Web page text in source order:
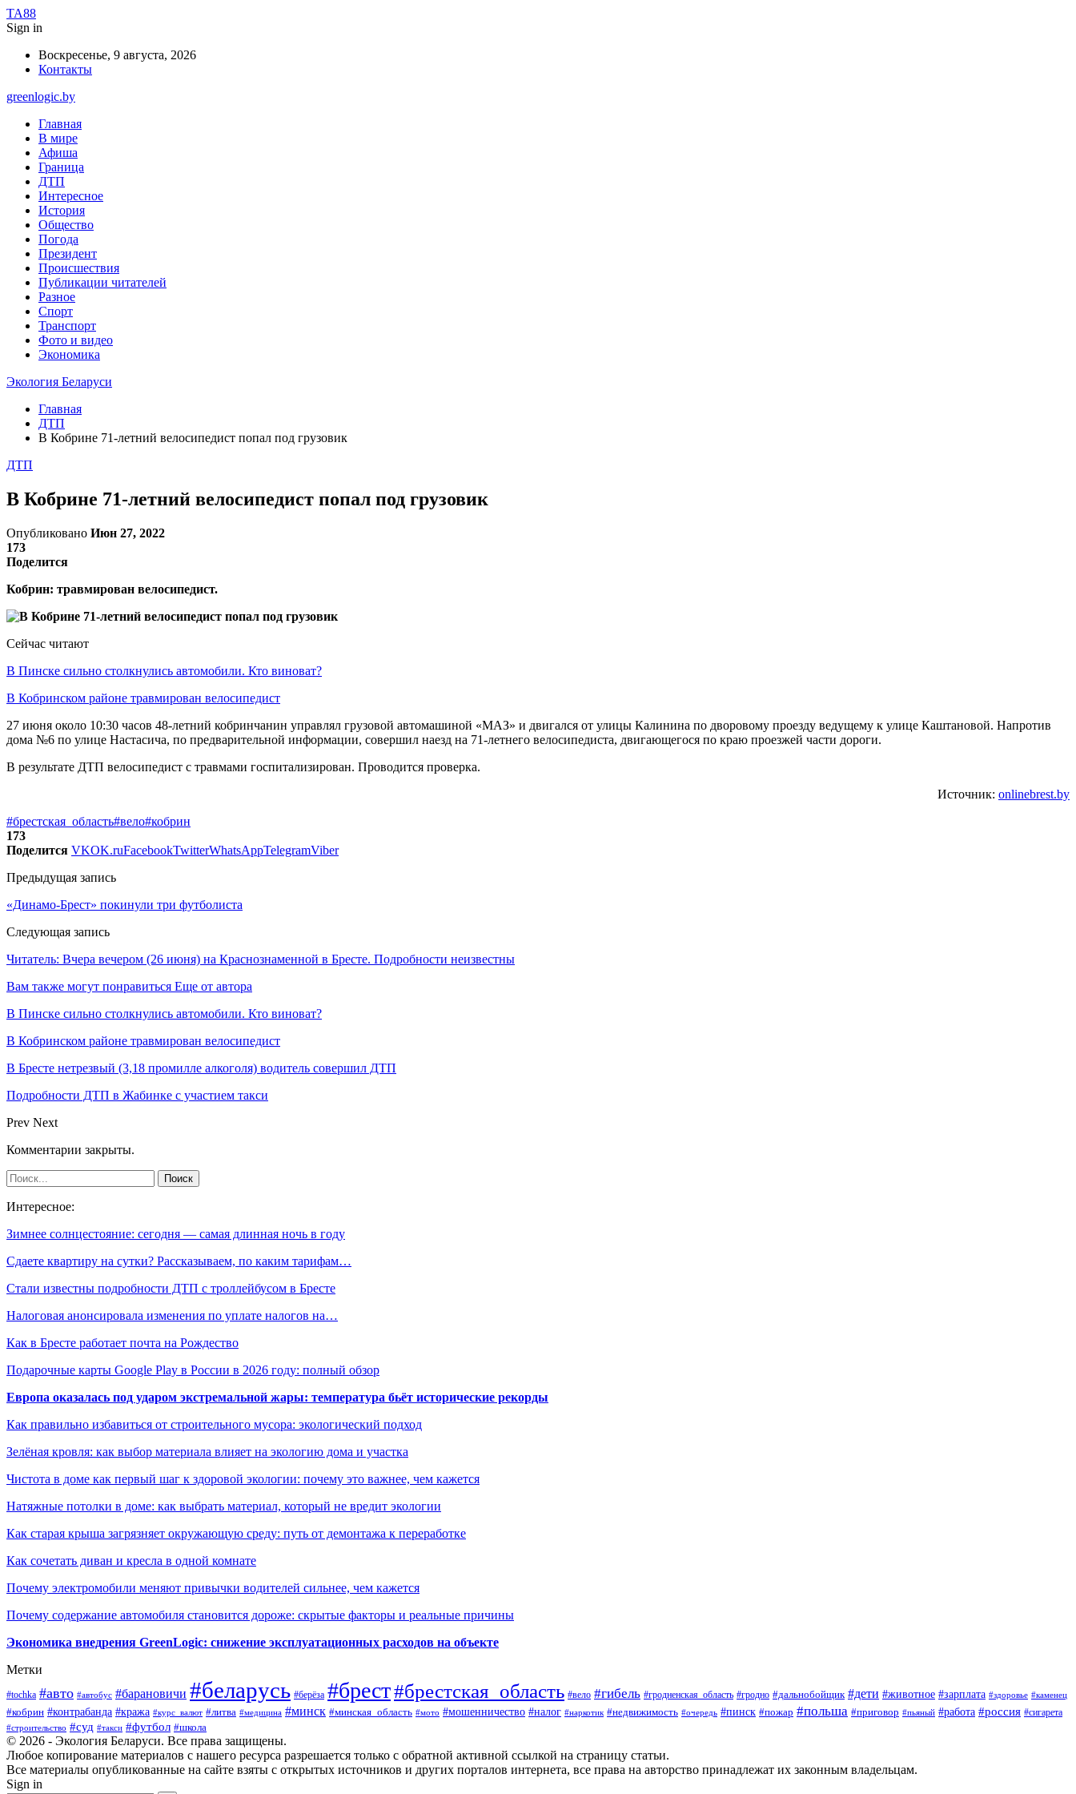
TA88
Sign in
Воскресенье, 9 августа, 2026
Контакты
greenlogic.by
Главная
В мире
Афиша
Граница
ДТП
Интересное
История
Общество
Погода
Президент
Происшествия
Публикации читателей
Разное
Спорт
Транспорт
Фото и видео
Экономика
Экология Беларуси
Главная
ДТП
В Кобрине 71-летний велосипедист попал под грузовик
ДТП
В Кобрине 71-летний велосипедист попал под грузовик
Опубликовано Июн 27, 2022
173
Поделится
Кобрин: травмирован велосипедист.
Сейчас читают
В Пинске сильно столкнулись автомобили. Кто виноват?
В Кобринском районе травмирован велосипедист
27 июня около 10:30 часов 48-летний кобринчанин управлял грузовой автомашиной «МАЗ» и двигался от улицы Калинина по дворовому проезду ведущему к улице Каштановой. Напротив
дома №6 по улице Настасича, по предварительной информации, совершил наезд на 71-летнего велосипедиста, двигающегося по краю проезжей части дороги.
В результате ДТП велосипедист с травмами госпитализирован. Проводится проверка.
Источник: onlinebrest.by
#брестская_область#вело#кобрин
173
Поделится VKOK.ruFacebookTwitterWhatsAppTelegramViber
Предыдущая запись
«Динамо-Брест» покинули три футболиста
Следующая запись
Читатель: Вчера вечером (26 июня) на Краснознаменной в Бресте. Подробности неизвестны
Вам также могут понравиться Еще от автора
В Пинске сильно столкнулись автомобили. Кто виноват?
В Кобринском районе травмирован велосипедист
В Бресте нетрезвый (3,18 промилле алкоголя) водитель совершил ДТП
Подробности ДТП в Жабинке с участием такси
Prev Next
Комментарии закрыты.
Интересное:
Зимнее солнцестояние: сегодня — самая длинная ночь в году
Сдаете квартиру на сутки? Рассказываем, по каким тарифам…
Стали известны подробности ДТП с троллейбусом в Бресте
Налоговая анонсировала изменения по уплате налогов на…
Как в Бресте работает почта на Рождество
Подарочные карты Google Play в России в 2026 году: полный обзор
Европа оказалась под ударом экстремальной жары: температура бьёт исторические рекорды
Как правильно избавиться от строительного мусора: экологический подход
Зелёная кровля: как выбор материала влияет на экологию дома и участка
Чистота в доме как первый шаг к здоровой экологии: почему это важнее, чем кажется
Натяжные потолки в доме: как выбрать материал, который не вредит экологии
Как старая крыша загрязняет окружающую среду: путь от демонтажа к переработке
Как сочетать диван и кресла в одной комнате
Почему электромобили меняют привычки водителей сильнее, чем кажется
Почему содержание автомобиля становится дороже: скрытые факторы и реальные причины
Экономика внедрения GreenLogic: снижение эксплуатационных расходов на объекте
Метки
#tochka #авто #автобус #барановичи #беларусь #берёза #брест#брестская_область #вело #гибель #гродненская_область #гродно #дальнобойщик #дети #животное #зарплата #здоровье #каменец
#кобрин #контрабанда #кража #курс_валют #литва #медицина #минск #минская_область #мото #мошенничество #налог #наркотик #недвижимость #очередь #пинск #пожар #польша #приговор #пьяный #работа #россия #сигарета
#строительство #суд #такси #футбол #школа
© 2026 - Экология Беларуси. Все права защищены.
Любое копирование материалов с нашего ресурса разрешается только с обратной активной ссылкой на страницу статьи.
Все материалы опубликованные на сайте взяты с открытых источников и других порталов интернета, все права на авторство принадлежат их законным владельцам.
Sign in